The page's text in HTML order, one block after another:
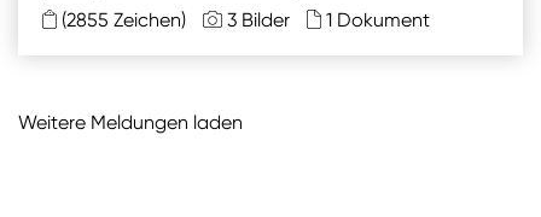
(2855 Zeichen) 3 Bilder 1 Dokument
Weitere Meldungen laden